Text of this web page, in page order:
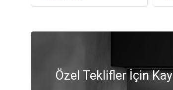
Özel Teklifler İçin